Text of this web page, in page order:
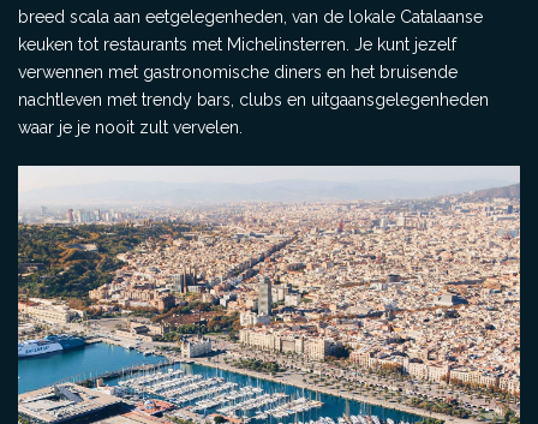
breed scala aan eetgelegenheden, van de lokale Catalaanse
keuken tot restaurants met Michelinsterren. Je kunt jezelf
verwennen met gastronomische diners en het bruisende
nachtleven met trendy bars, clubs en uitgaansgelegenheden
waar je je nooit zult vervelen.